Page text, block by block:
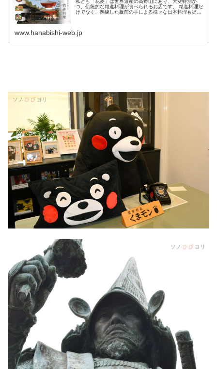
私ども「花菱」は世界遺産の高野山にあり、大変特別か
つ、伝統的な精進料理が食べられるお店です。 精進料理だ
けでなく、熟練した板前の手による様々な日本料理も提供
www.hanabishi-web.jp